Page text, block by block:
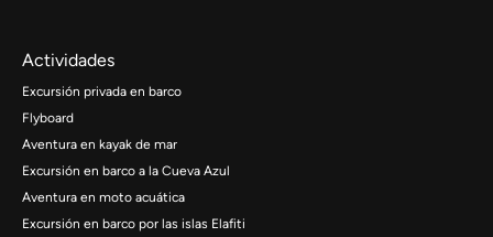
Actividades
Excursión privada en barco
Flyboard
Aventura en kayak de mar
Excursión en barco a la Cueva Azul
Aventura en moto acuática
Excursión en barco por las islas Elafiti